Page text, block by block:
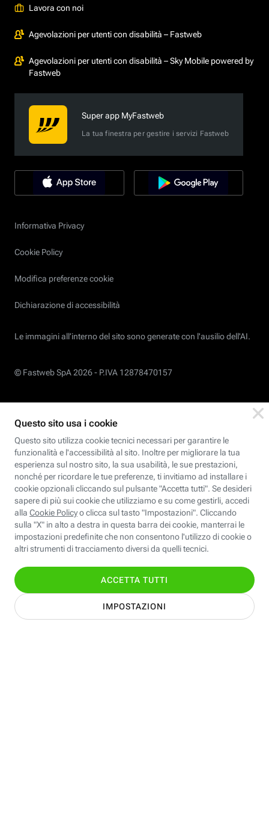
Lavora con noi
Agevolazioni per utenti con disabilità – Fastweb
Agevolazioni per utenti con disabilità – Sky Mobile powered by
Fastweb
Super app MyFastweb
La tua finestra per gestire i servizi Fastweb
Informativa Privacy
Cookie Policy
Modifica preferenze cookie
Dichiarazione di accessibilità
Le immagini all’interno del sito sono generate con l'ausilio dell'AI.
© Fastweb SpA 2026 - P.IVA 12878470157